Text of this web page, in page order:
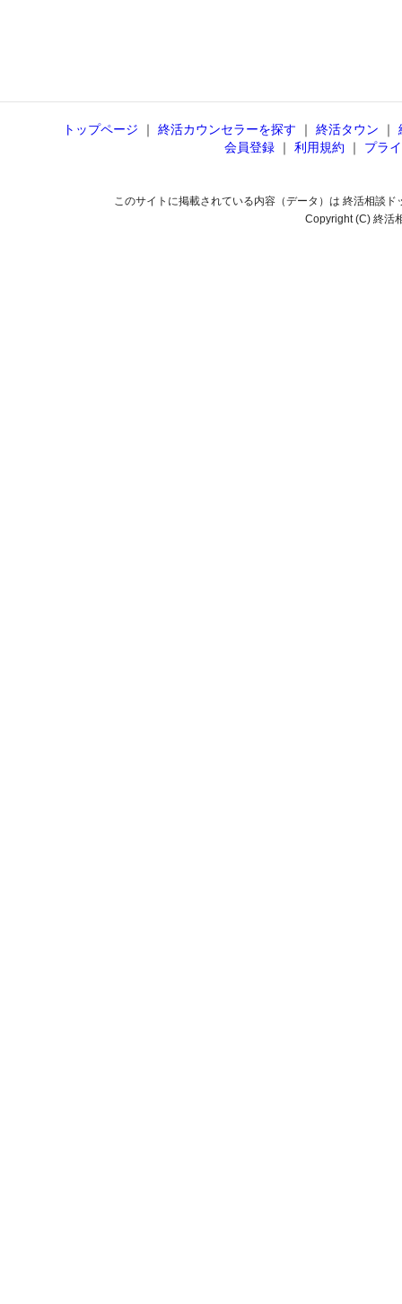
トップページ ｜ 終活カウンセラーを探す ｜ 終活タウン ｜
会員登録 ｜ 利用規約 ｜ プラ
このサイトに掲載されている内容（データ）は 終活相談
Copyright (C) 終活